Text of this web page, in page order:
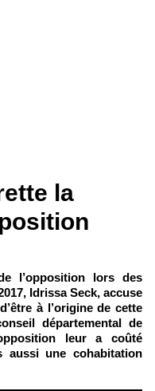
la
l’opposition lors des
Idrissa Seck, accuse
à l’origine de cette
départemental de
leur a coûté
aussi une cohabitation